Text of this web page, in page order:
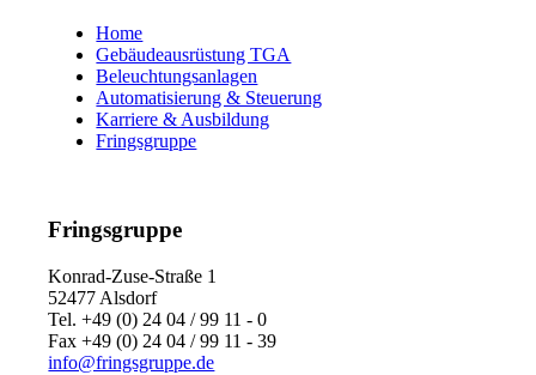
Home
Gebäudeausrüstung TGA
Beleuchtungsanlagen
Automatisierung & Steuerung
Karriere & Ausbildung
Fringsgruppe
Fringsgruppe
Konrad-Zuse-Straße 1
52477 Alsdorf
Tel. +49 (0) 24 04 / 99 11 - 0
Fax +49 (0) 24 04 / 99 11 - 39
info@fringsgruppe.de